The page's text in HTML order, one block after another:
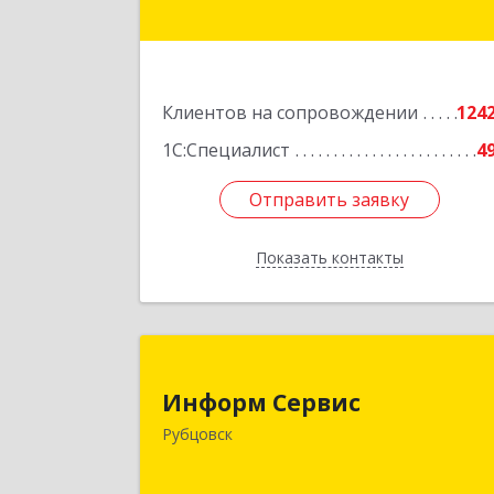
Клиентов на сопровождении
1С:Специалист
Отправить заявку
Показать контакты
Отправить заявку
Назад
Информ Сервис
Рубцовск
658204, Алтайский край, Рубцовск г,